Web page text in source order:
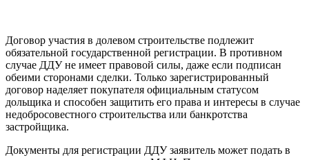
Договор участия в долевом строительстве подлежит
обязательной государственной регистрации. В противном
случае ДДУ не имеет правовой силы, даже если подписан
обеими сторонами сделки. Только зарегистрированный
договор наделяет покупателя официальным статусом
дольщика и способен защитить его права и интересы в случае
недобросовестного строительства или банкротства
застройщика.
Документы для регистрации ДДУ заявитель может подать в